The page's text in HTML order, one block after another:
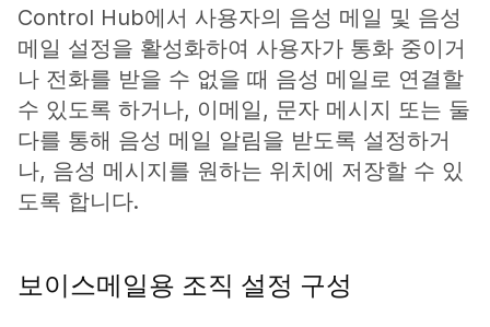
Control Hub에서 사용자의 음성 메일 및 음성
메일 설정을 활성화하여 사용자가 통화 중이거
나 전화를 받을 수 없을 때 음성 메일로 연결할
수 있도록 하거나, 이메일, 문자 메시지 또는 둘
다를 통해 음성 메일 알림을 받도록 설정하거
나, 음성 메시지를 원하는 위치에 저장할 수 있
도록 합니다.
보이스메일용 조직 설정 구성